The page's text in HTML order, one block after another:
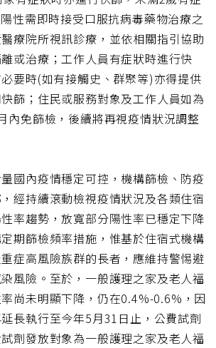
性需即時接受口服抗病毒藥物治療之
療院所視訊診療，並依相關指引協助
或治療；工作人員有症狀時進行快
要時(如有接觸史、群聚等)亦得提供
篩；住民或服務對象及工作人員如為
內免篩檢，後續將再視疫情狀況調整
國內疫情穩定可控，機構篩檢、防疫
經持續滾動檢視疫情狀況及各類住宿
率趨勢，放寬部分陽性率已穩定下降
期篩檢頻率措施，惟基於住宿式機構
症高風險族群的長者，應維持警惕避
風險。至於，一般護理之家及老人福
尚未明顯下降，仍在0.4%-0.6%，因
長執行至今年5月31日止，公費試劑
劑發放對象為一般護理之家及老人福